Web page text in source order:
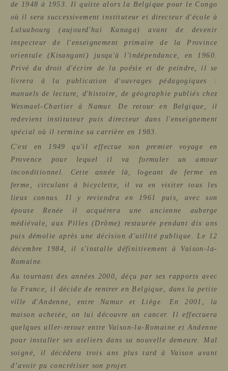
de 1948 à 1953. Il quitte alors la Belgique pour le Congo
où il sera successivement instituteur et directeur d'école à
Luluabourg (aujourd'hui Kanaga) avant de devenir
inspecteur de l'enseignement primaire de la Province
orientale (Kisangani) jusqu'à l'indépendance, en 1960.
Privé du droit d'écrire de la poésie et de peindre, il se
livrera à la publication d'ouvrages pédagogiques :
manuels de lecture, d'histoire, de géographie publiés chez
Wesmael-Charlier à Namur.
De retour en Belgique, il
redevient instituteur puis directeur dans l'enseignement
spécial où il termine sa carrière en 1983.
C'est en 1949 qu'il effectue son premier voyage en
Provence pour lequel il va formuler un amour
inconditionnel. Cette année là, logeant de ferme en
ferme, circulant à bicyclette, il va en visiter tous les
lieux connus. Il y reviendra en 1961 puis, avec son
épouse Renée il acquérera une ancienne auberge
médiévale, aux Pilles (Drôme) restaurée pendant dix ans
puis démolie après une décision d'utilité publique. Le 12
décembre 1984, il s'installe définitivement à Vaison-la-
Romaine.
Au tournant des années 2000, déçu par ses rapports avec
la France, il décide de rentrer en Belgique, dans la petite
ville d'Andenne, entre Namur et Liège. En 2001, la
maison achetée, on lui découvre un cancer. Il effectuera
quelques aller-retour entre Vaison-la-Romaine et Andenne
pour installer ses ateliers dans sa nouvelle demeure. Mal
soigné, il décédera trois ans plus tard à Vaison avant
d’avoir pu concrétiser son projet.